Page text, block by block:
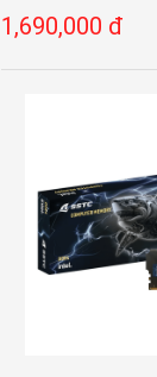
1,690,000 đ